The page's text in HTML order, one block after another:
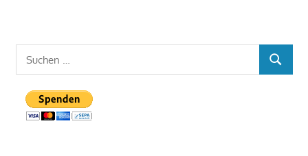
SUCHEN